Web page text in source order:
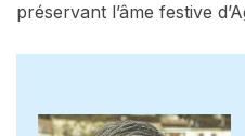
préservant l’âme festive